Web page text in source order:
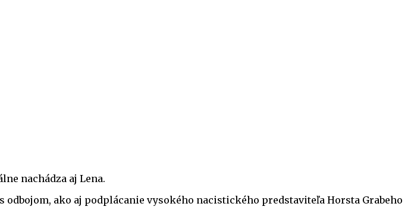
nachádza aj Lena.
ako aj podplácanie vysokého nacistického predstaviteľa Horsta Grabeho